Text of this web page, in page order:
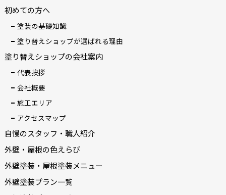
初めての方へ
塗装の基礎知識
塗り替えショップが選ばれる理由
塗り替えショップの会社案内
代表挨拶
会社概要
施工エリア
アクセスマップ
自慢のスタッフ・職人紹介
外壁・屋根の色えらび
外壁塗装・屋根塗装メニュー
外壁塗装プラン一覧